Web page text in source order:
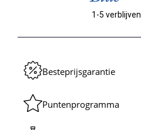
Besteprijsgarantie
Puntenprogramma
1-5 verblijven